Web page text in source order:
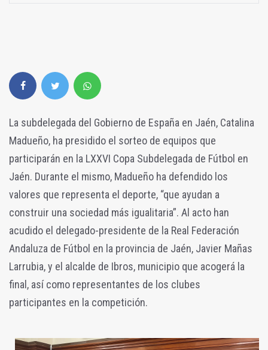
La subdelegada del Gobierno de España en Jaén, Catalina
Madueño, ha presidido el sorteo de equipos que
participarán en la LXXVI Copa Subdelegada de Fútbol en
Jaén. Durante el mismo, Madueño ha defendido los
valores que representa el deporte, “que ayudan a
construir una sociedad más igualitaria”. Al acto han
acudido el delegado-presidente de la Real Federación
Andaluza de Fútbol en la provincia de Jaén, Javier Mañas
Larrubia, y el alcalde de Ibros, municipio que acogerá la
final, así como representantes de los clubes
participantes en la competición.